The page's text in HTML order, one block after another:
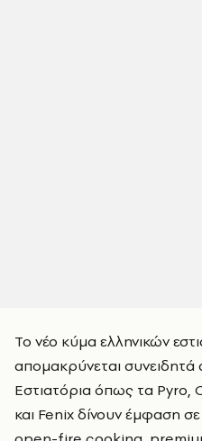
Το νέο κύμα ελληνικών
απομακρύνεται
Εστιατόρια όπως τα
και Fenix δίνουν έμφαση